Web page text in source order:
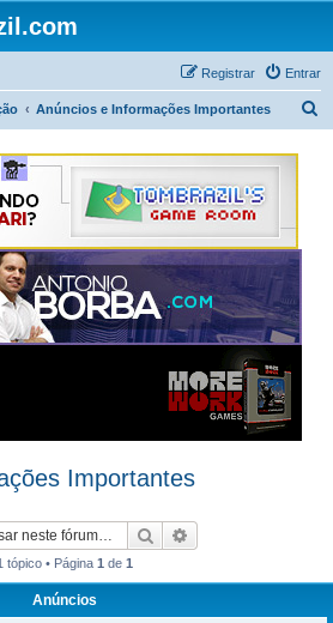
Entrar
Registrar
Anúncios e Informações Importantes
Importantes
Pesquisar
tópico • Página 1 de 1
Anúncios